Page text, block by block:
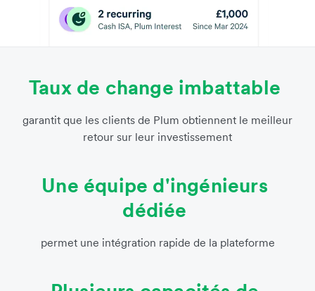
Taux de change imbattable
garantit que les clients de Plum obtiennent le meilleur
retour sur leur investissement
Une équipe d'ingénieurs
dédiée
permet une intégration rapide de la plateforme